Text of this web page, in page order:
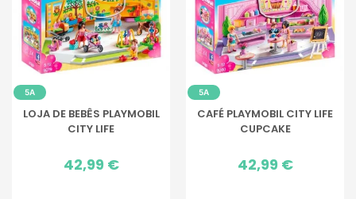
5A
LOJA DE BEBÊS PLAYMOBIL
CITY LIFE
Preço
42,99 €
5A
CAFÉ PLAYMOBIL CITY LIFE
CUPCAKE
Preço
42,99 €